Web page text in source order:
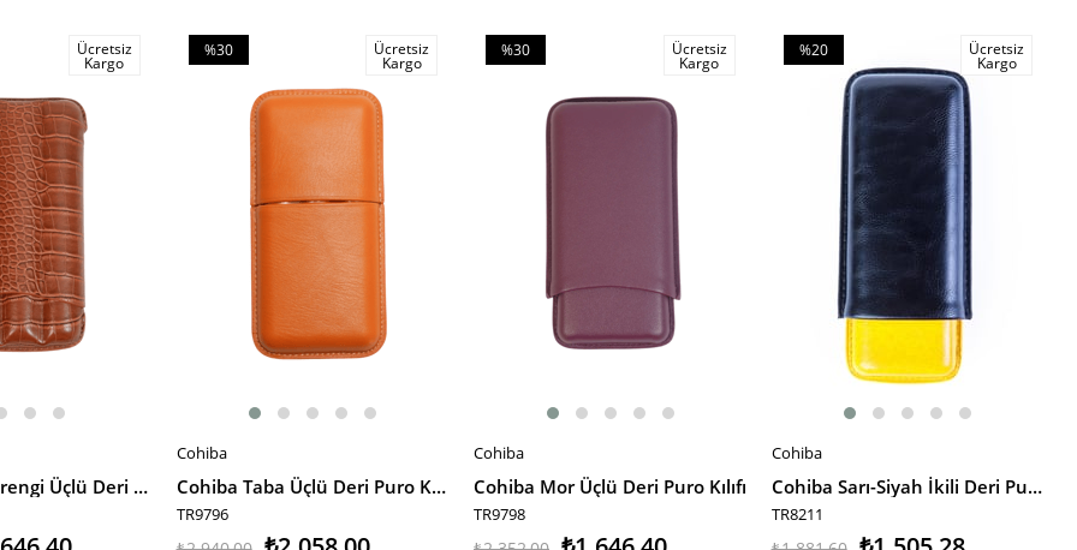
Ücretsiz
Kargo
Cohiba Kahverengi Üçlü Deri Puro Kılıfı
SEPETE EKLE
%30
%30İndirim
Ücretsiz
Kargo
Cohiba
Cohiba Taba Üçlü Deri Puro Kılıfı
TR9796
SEPETE EKLE
%30
%30İndirim
Ücretsiz
Kargo
Cohiba
Cohiba Mor Üçlü Deri Puro Kılıfı
TR9798
SEPETE EKLE
%20
%20İndirim
Ücretsiz
Kargo
Cohiba
Cohiba Sarı-Siyah İkili Deri Puro Kılıfı
TR8211